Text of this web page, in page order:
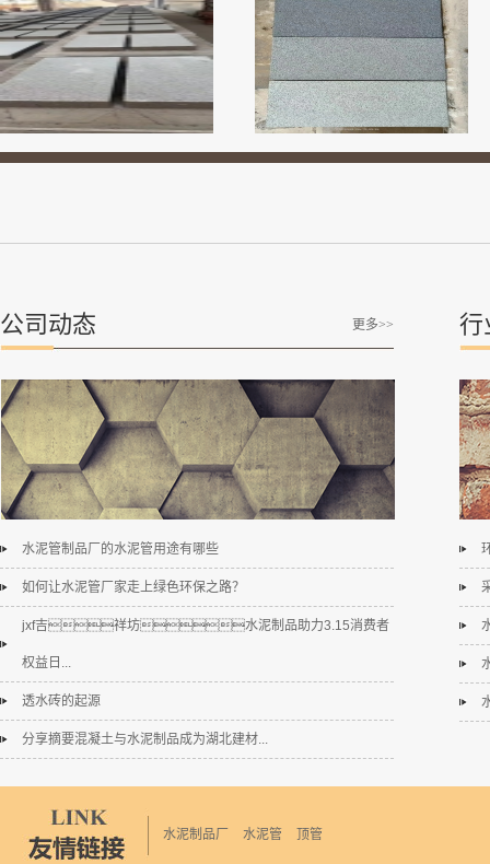
公司动态 更多>>
水泥管制品厂的水泥管用途有哪些
如何让水泥管厂家走上绿色环保之路？
jxf吉祥坊水泥制品助力3.15消费者
权益日...
透水砖的起源
分享摘要混凝土与水泥制品成为湖北建材...
行
水泥制品厂 水泥管 顶管